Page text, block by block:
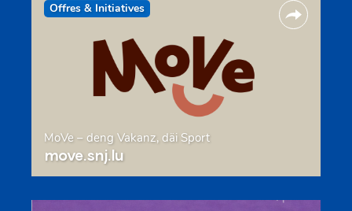
Offres & Initiatives
MoVe – deng Vakanz, däi Sport
move.snj.lu